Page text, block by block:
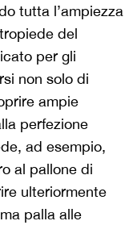
tutta l’ampiezza
del
per gli
non solo di
ampie
perfezione
ad esempio,
al pallone di
ulteriormente
palla alle